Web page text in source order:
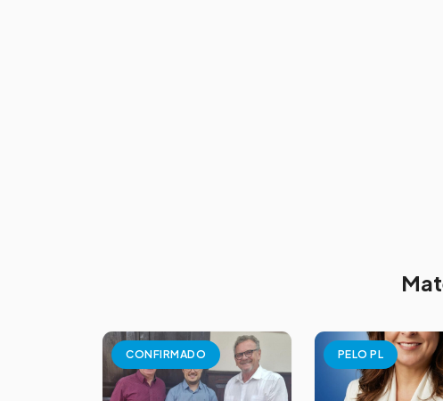
CONFIRMADO PELO PL